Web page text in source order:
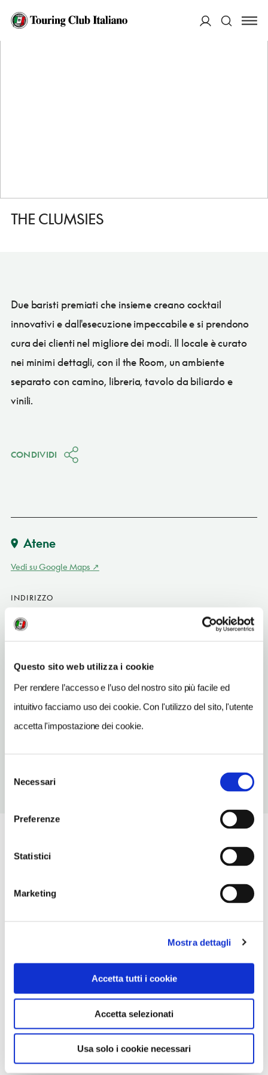
Questo sito web utilizza i cookie
Per rendere l’accesso e l’uso del nostro sito più facile ed
intuitivo facciamo uso dei cookie. Con l'utilizzo del sito, l'utente
accetta l'impostazione dei cookie.
delNecessari
Preferenze
Statistici
Marketing
Mostra dettagli
Accetta tutti i cookie
Accetta selezionati
Usa solo i cookie necessari
HOME
THE CLUMSIES
Due baristi premiati che insieme creano cocktail
innovativi e dall'esecuzione impeccabile e si prendono
cura dei clienti nel migliore dei modi. Il locale è curato
nei minimi dettagli, con il the Room, un ambiente
separato con camino, libreria, tavolo da biliardo e
vinili.
CONDIVIDI
Atene
Vedi su Google Maps
INDIRIZZO
Atene GR
www.theclumsies.gr
TELEFONO
2103232682
METRO